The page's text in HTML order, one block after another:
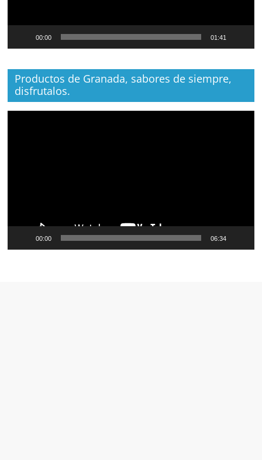
00:00 01:41
Productos de Granada, sabores de siempre,
disfrutalos.
00:00 06:34